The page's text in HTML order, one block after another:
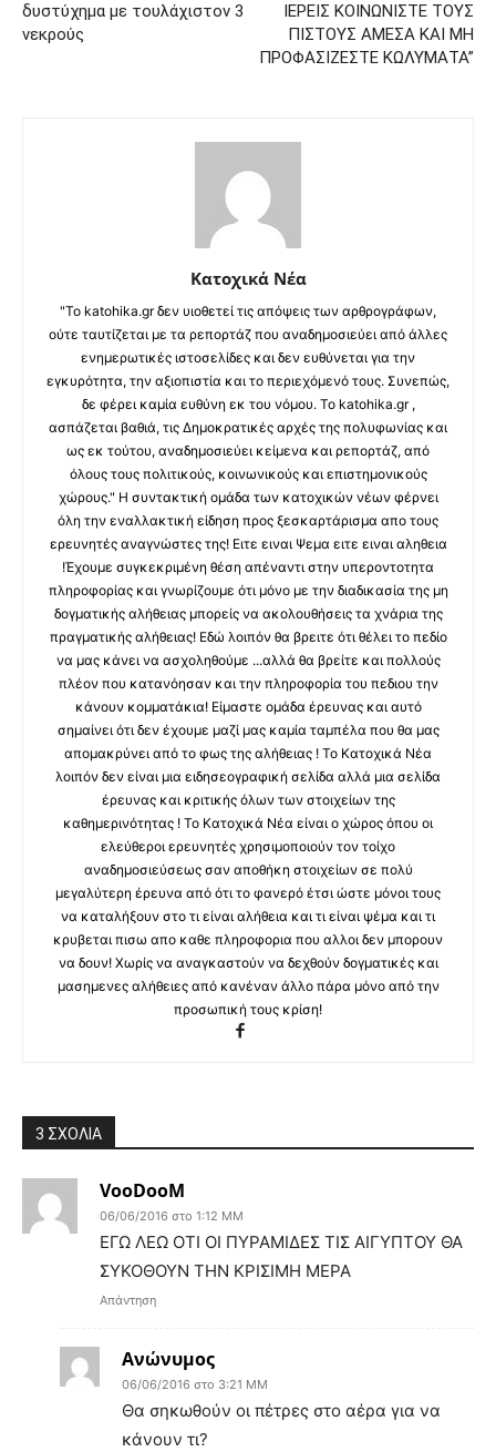
δυστύχημα με τουλάχιστον 3
νεκρούς
ΙΕΡΕΙΣ ΚΟΙΝΩΝΙΣΤΕ ΤΟΥΣ
ΠΙΣΤΟΥΣ ΑΜΕΣΑ ΚΑΙ ΜΗ
ΠΡΟΦΑΣΙΖΕΣΤΕ ΚΩΛΥΜΑΤΑ”
Κατοχικά Νέα
"Το katohika.gr δεν υιοθετεί τις απόψεις των αρθρογράφων,
ούτε ταυτίζεται με τα ρεπορτάζ που αναδημοσιεύει από άλλες
ενημερωτικές ιστοσελίδες και δεν ευθύνεται για την
εγκυρότητα, την αξιοπιστία και το περιεχόμενό τους. Συνεπώς,
δε φέρει καμία ευθύνη εκ του νόμου. Το katohika.gr ,
ασπάζεται βαθιά, τις Δημοκρατικές αρχές της πολυφωνίας και
ως εκ τούτου, αναδημοσιεύει κείμενα και ρεπορτάζ, από
όλους τους πολιτικούς, κοινωνικούς και επιστημονικούς
χώρους." Η συντακτική ομάδα των κατοχικών νέων φέρνει
όλη την εναλλακτική είδηση προς ξεσκαρτάρισμα απο τους
ερευνητές αναγνώστες της! Ειτε ειναι Ψεμα ειτε ειναι αληθεια
!Έχουμε συγκεκριμένη θέση απέναντι στην υπεροντοτητα
πληροφορίας και γνωρίζουμε ότι μόνο με την διαδικασία της μη
δογματικής αλήθειας μπορείς να ακολουθήσεις τα χνάρια της
πραγματικής αλήθειας! Εδώ λοιπόν θα βρειτε ότι θέλει το πεδίο
να μας κάνει να ασχοληθούμε ...αλλά θα βρείτε και πολλούς
πλέον που κατανόησαν και την πληροφορία του πεδιου την
κάνουν κομματάκια! Είμαστε ομάδα έρευνας και αυτό
σημαίνει ότι δεν έχουμε μαζί μας καμία ταμπέλα που θα μας
απομακρύνει από το φως της αλήθειας ! Το Κατοχικά Νέα
λοιπόν δεν είναι μια ειδησεογραφική σελίδα αλλά μια σελίδα
έρευνας και κριτικής όλων των στοιχείων της
καθημερινότητας ! Το Κατοχικά Νέα είναι ο χώρος όπου οι
ελεύθεροι ερευνητές χρησιμοποιούν τον τοίχο
αναδημοσιεύσεως σαν αποθήκη στοιχείων σε πολύ
μεγαλύτερη έρευνα από ότι το φανερό έτσι ώστε μόνοι τους
να καταλήξουν στο τι είναι αλήθεια και τι είναι ψέμα και τι
κρυβεται πισω απο καθε πληροφορια που αλλοι δεν μπορουν
να δουν! Χωρίς να αναγκαστούν να δεχθούν δογματικές και
μασημενες αλήθειες από κανέναν άλλο πάρα μόνο από την
προσωπική τους κρίση!
3 ΣΧΟΛΙΑ
VooDooM
06/06/2016 στο 1:12 ΜΜ
ΕΓΩ ΛΕΩ ΟΤΙ ΟΙ ΠΥΡΑΜΙΔΕΣ ΤΙΣ ΑΙΓΥΠΤΟΥ ΘΑ
ΣΥΚΟΘΟΥΝ ΤΗΝ ΚΡΙΣΙΜΗ ΜΕΡΑ
Απάντηση
Ανώνυμος
06/06/2016 στο 3:21 ΜΜ
Θα σηκωθούν οι πέτρες στο αέρα για να
κάνουν τι?